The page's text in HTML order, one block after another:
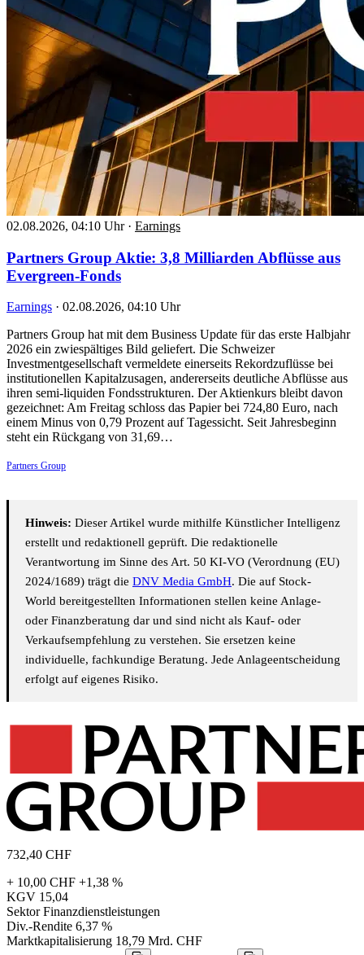
02.08.2026, 04:10 Uhr · Earnings
Partners Group Aktie: 3,8 Milliarden Abflüsse aus
Evergreen-Fonds
Earnings · 02.08.2026, 04:10 Uhr
Partners Group hat mit dem Business Update für das erste Halbjahr
2026 ein zwiespältiges Bild geliefert. Die Schweizer
Investmentgesellschaft vermeldete einerseits Rekordzuflüsse bei
institutionellen Kapitalzusagen, andererseits deutliche Abflüsse aus
ihren semi-liquiden Fondsstrukturen. Der Aktienkurs bleibt davon
gezeichnet: Am Freitag schloss das Papier bei 724,80 Euro, nach
einem Minus von 0,79 Prozent auf Tagessicht. Seit Jahresbeginn
steht ein Rückgang von 31,69…
Partners Group
Hinweis: Dieser Artikel wurde mithilfe Künstlicher Intelligenz
erstellt und redaktionell geprüft. Die redaktionelle
Verantwortung im Sinne des Art. 50 KI-VO (Verordnung (EU)
2024/1689) trägt die DNV Media GmbH. Die auf Stock-
World bereitgestellten Informationen stellen keine Anlage-
oder Finanzberatung dar und sind nicht als Kauf- oder
Verkaufsempfehlung zu verstehen. Sie ersetzen keine
individuelle, fachkundige Beratung. Jede Anlageentscheidung
erfolgt auf eigenes Risiko.
732,40 CHF
+ 10,00 CHF +1,38 %
KGV 15,04
Sektor Finanzdienstleistungen
Div.-Rendite 6,37 %
Marktkapitalisierung 18,79 Mrd. CHF